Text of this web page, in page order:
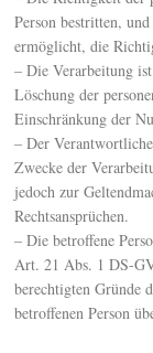
Person bestritten,
ermöglicht, die
– Die Verarbeitung
Löschung der
Einschränkung der
– Der
Zwecke der
jedoch zur
Rechtsansprüchen.
– Die betroffene
Art. 21 Abs. 1 DS-
berechtigten Gründe
betroffenen Person